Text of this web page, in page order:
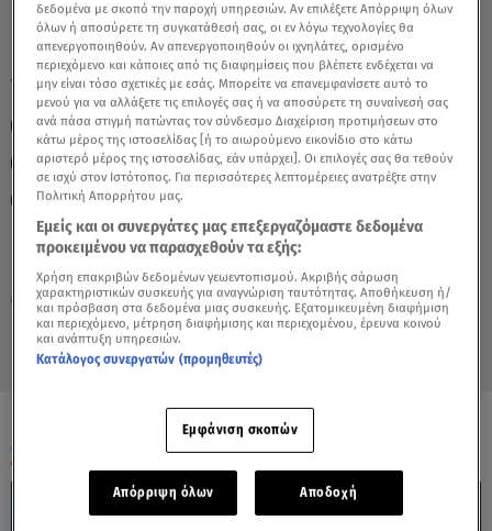
Κυριακή 9 Αυγούστου 2026
09.01.25, 12:18 ΖΩΔΙΑ
TAGS: ΠΑΡΘΕΝΟΣ ΖΩΔΙΑ ΑΣΗ ΜΠΗΛΙΟΥ
ΖΩΔΙΑ ΑΣΗ ΜΠΗΛΙΟΥ
ΖΩΔΙΑ ΣΗΜΕΡΑ
ΑΣΤΡΟΛΟΓΙΚΕΣ ΠΡΟΒΛΕΨΕΙΣ
BREAKFAST@STAR
ΗΜΕΡΗΣΙΕΣ ΠΡΟΒΛΕΨΕΙΣ
ΟΛΑ ΤΑ ΒΙΝΤΕΟ
δεδομένα με σκοπό την παροχή υπηρεσιών. Αν επιλέξετε Απόρριψη όλων
όλων ή αποσύρετε τη συγκατάθεσή σας, οι εν λόγω τεχνολογίες θα
απενεργοποιηθούν. Αν απενεργοποιηθούν οι ιχνηλάτες, ορισμένο
περιεχόμενο και κάποιες από τις διαφημίσεις που βλέπετε ενδέχεται να
μην είναι τόσο σχετικές με εσάς. Μπορείτε να επανεμφανίσετε αυτό το
μενού για να αλλάξετε τις επιλογές σας ή να αποσύρετε τη συναίνεσή σας
ανά πάσα στιγμή πατώντας τον σύνδεσμο Διαχείριση προτιμήσεων στο
κάτω μέρος της ιστοσελίδας [ή το αιωρούμενο εικονίδιο στο κάτω
αριστερό μέρος της ιστοσελίδας, εάν υπάρχει]. Οι επιλογές σας θα τεθούν
σε ισχύ στον Ιστότοπος. Για περισσότερες λεπτομέρειες ανατρέξτε στην
Πολιτική Απορρήτου μας.
Εμείς και οι συνεργάτες μας επεξεργαζόμαστε δεδομένα
προκειμένου να παρασχεθούν τα εξής:
Χρήση επακριβών δεδομένων γεωεντοπισμού. Ακριβής σάρωση
χαρακτηριστικών συσκευής για αναγνώριση ταυτότητας. Αποθήκευση ή/
και πρόσβαση στα δεδομένα μιας συσκευής. Εξατομικευμένη διαφήμιση
και περιεχόμενο, μέτρηση διαφήμισης και περιεχομένου, έρευνα κοινού
και ανάπτυξη υπηρεσιών.
Κατάλογος συνεργατών (προμηθευτές)
Εμφάνιση σκοπών
Απόρριψη όλων Αποδοχή